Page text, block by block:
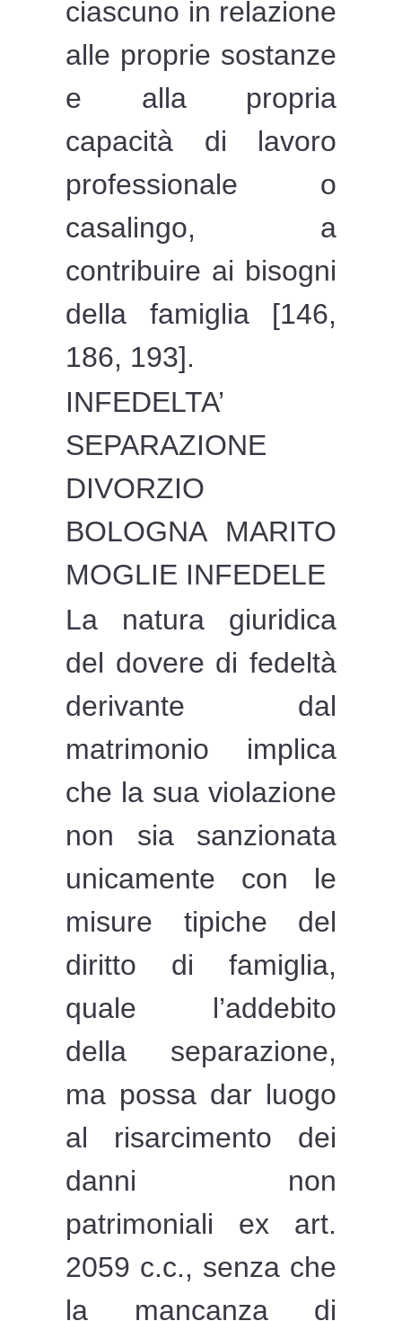
ciascuno in relazione
alle proprie sostanze
e alla propria
capacità di lavoro
professionale o
casalingo, a
contribuire ai bisogni
della famiglia [146,
186, 193].
INFEDELTA’
SEPARAZIONE
DIVORZIO
BOLOGNA MARITO
MOGLIE INFEDELE
La natura giuridica
del dovere di fedeltà
derivante dal
matrimonio implica
che la sua violazione
non sia sanzionata
unicamente con le
misure tipiche del
diritto di famiglia,
quale l’addebito
della separazione,
ma possa dar luogo
al risarcimento dei
danni non
patrimoniali ex art.
2059 c.c., senza che
la mancanza di